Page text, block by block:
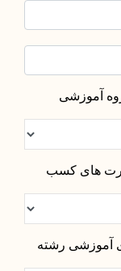
آموزشی
های کسب
آموزشی رشته